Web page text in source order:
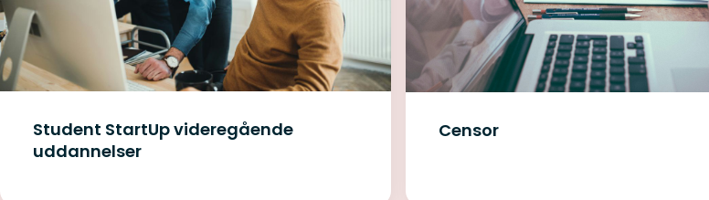
Student StartUp videregående
uddannelser
Censor